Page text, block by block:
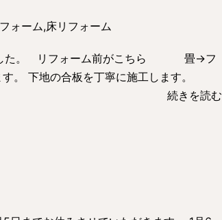
ォーム,床リフォーム
した。 リフォーム前がこちら 畳→フ
す。 下地の合板を丁寧に施工します。
続きを読む